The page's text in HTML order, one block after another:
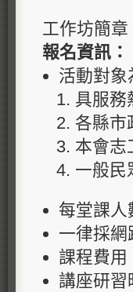
工作坊簡章
報名資訊：
活動對象
具服務
各縣市
本會志
一般民
每堂課人
一律採
課程費用
講座研習